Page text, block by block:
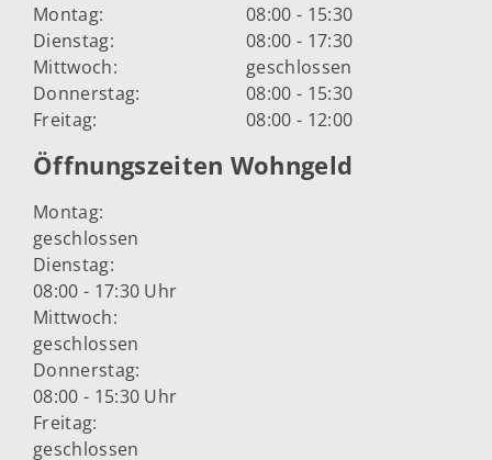
Montag:
08:00 - 15:30
Dienstag:
08:00 - 17:30
Mittwoch:
geschlossen
Donnerstag:
08:00 - 15:30
Freitag:
08:00 - 12:00
Öffnungszeiten Wohngeld
Montag:
geschlossen
Dienstag:
08:00 - 17:30 Uhr
Mittwoch:
geschlossen
Donnerstag:
08:00 - 15:30 Uhr
Freitag:
geschlossen